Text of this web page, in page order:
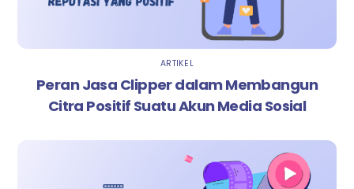
ARTIKEL
Peran Jasa Clipper dalam Membangun
Citra Positif Suatu Akun Media Sosial